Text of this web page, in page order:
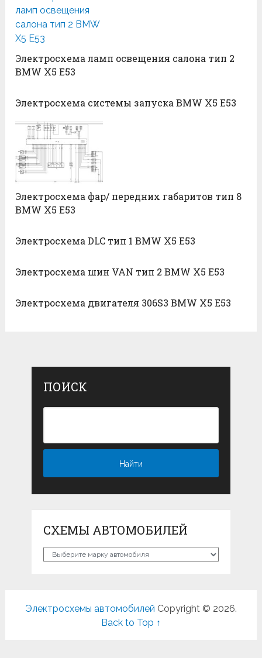
Электросхема ламп освещения салона тип 2
BMW X5 E53
Электросхема системы запуска BMW X5 E53
Электросхема фар/ передних габаритов тип 8
BMW X5 E53
Электросхема DLC тип 1 BMW X5 E53
Электросхема шин VAN тип 2 BMW X5 E53
Электросхема двигателя 306S3 BMW X5 E53
ПОИСК
СХЕМЫ АВТОМОБИЛЕЙ
Схемы
Электросхемы автомобилей Copyright © 2026.
Back to Top ↑